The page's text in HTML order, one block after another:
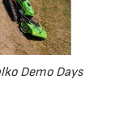
Demo Days